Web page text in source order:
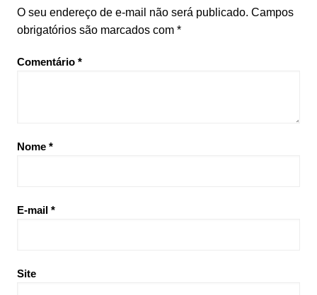
O seu endereço de e-mail não será publicado. Campos
obrigatórios são marcados com *
Comentário *
Nome *
E-mail *
Site